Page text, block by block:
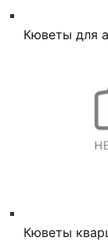
Кюветы для
Кюветы